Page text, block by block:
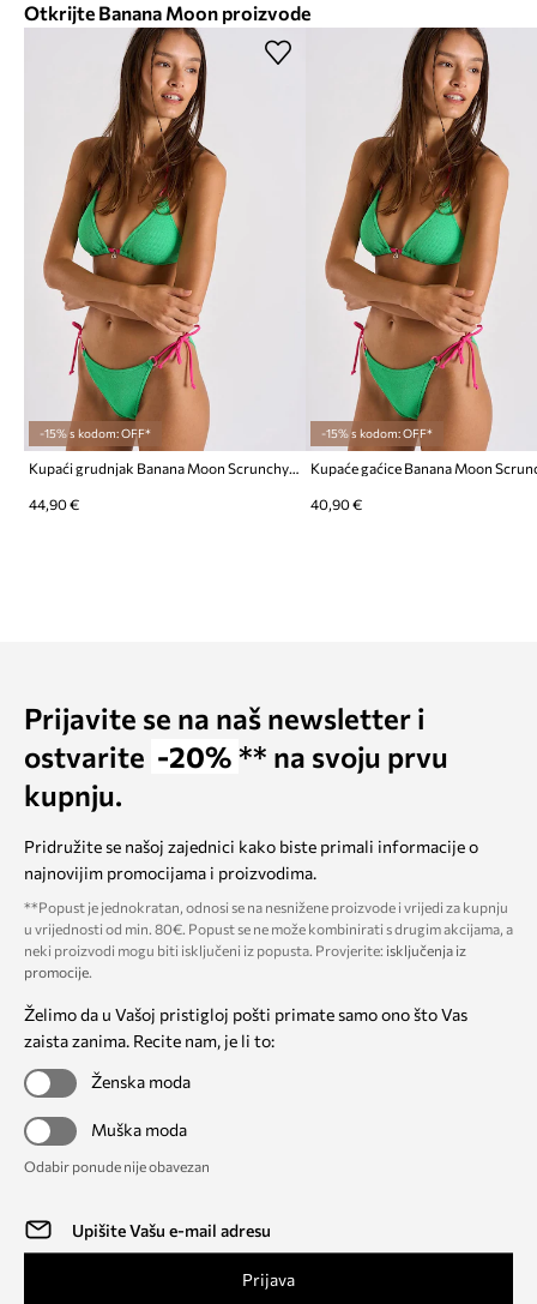
Otkrijte Banana Moon proizvode
-15% s kodom: OFF*
Kupaći grudnjak Banana Moon Scrunchymix
44,90 €
-15% s kodom: OFF*
40,90 €
Prijavite se na naš newsletter i
ostvarite -20% ** na svoju prvu
kupnju.
Pridružite se našoj zajednici kako biste primali informacije o
najnovijim promocijama i proizvodima.
**Popust je jednokratan, odnosi se na nesnižene proizvode i vrijedi za kupnju
u vrijednosti od min. 80€. Popust se ne može kombinirati s drugim akcijama, a
neki proizvodi mogu biti isključeni iz popusta. Provjerite: isključenja iz
promocije.
Želimo da u Vašoj pristigloj pošti primate samo ono što Vas
zaista zanima. Recite nam, je li to:
Ženska moda
Muška moda
Odabir ponude nije obavezan
Prijava